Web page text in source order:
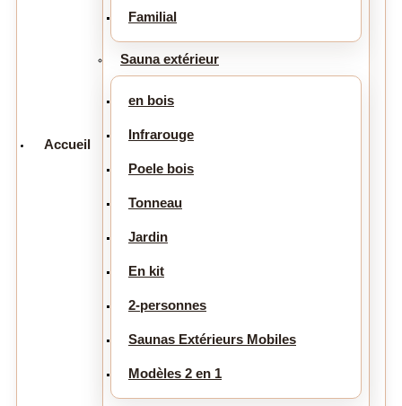
Accueil
Familial
Sauna extérieur
en bois
Infrarouge
Poele bois
Tonneau
Jardin
En kit
2-personnes
Saunas Extérieurs Mobiles
Modèles 2 en 1